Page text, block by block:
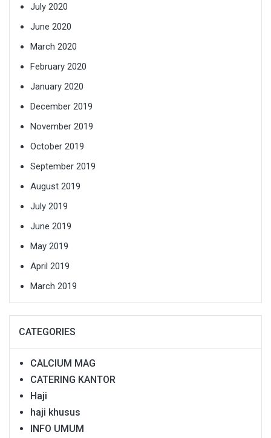
July 2020
June 2020
March 2020
February 2020
January 2020
December 2019
November 2019
October 2019
September 2019
August 2019
July 2019
June 2019
May 2019
April 2019
March 2019
CATEGORIES
CALCIUM MAG
CATERING KANTOR
Haji
haji khusus
INFO UMUM